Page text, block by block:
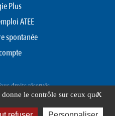
Plus
ATEE
spontanée
droits réservés
Plan du site
X
le contrôle sur ceux que